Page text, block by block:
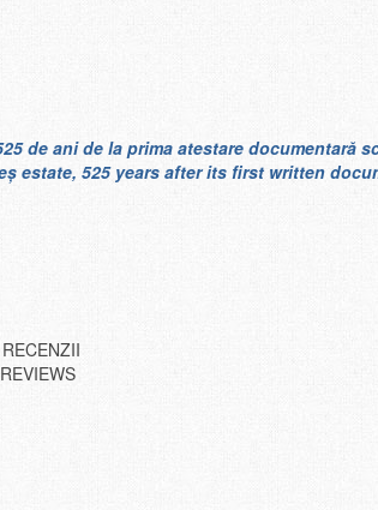
de ani de la prima atestare documentară
estate, 525 years after its first written